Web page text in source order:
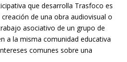
que desarrolla Trasfoco es
de una obra audiovisual o
asociativo de un grupo de
a la misma comunidad educativa
comunes sobre una